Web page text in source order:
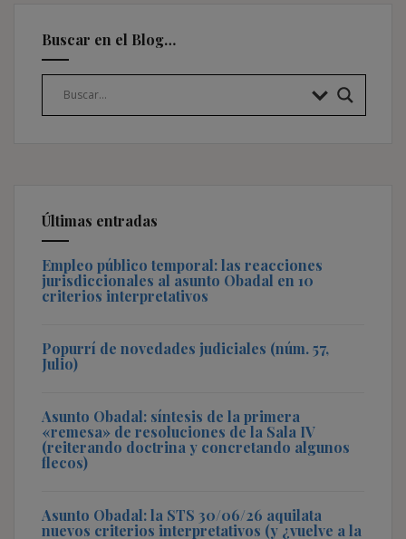
Buscar en el Blog…
Últimas entradas
Empleo público temporal: las reacciones
jurisdiccionales al asunto Obadal en 10
criterios interpretativos
Popurrí de novedades judiciales (núm. 57,
Julio)
Asunto Obadal: síntesis de la primera
«remesa» de resoluciones de la Sala IV
(reiterando doctrina y concretando algunos
flecos)
Asunto Obadal: la STS 30/06/26 aquilata
nuevos criterios interpretativos (y ¿vuelve a la